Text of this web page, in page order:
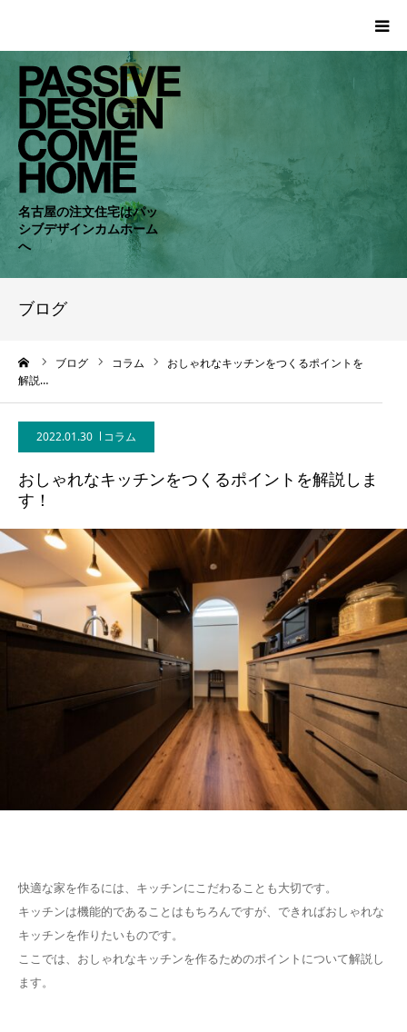
名古屋の注文住宅はパッ
シブデザインカムホーム
へ
ブログ
ブログ コラム
おしゃれなキッチンをつくるポイントを
解説…
2022.01.30 コラム
おしゃれなキッチンをつくるポイントを解説しま
す！
快適な家を作るには、キッチンにこだわることも大切です。
キッチンは機能的であることはもちろんですが、できればおしゃれな
キッチンを作りたいものです。
ここでは、おしゃれなキッチンを作るためのポイントについて解説し
ます。
HOME
WORKS
COMPANY
CONCEPT
BLOG
CONTACT